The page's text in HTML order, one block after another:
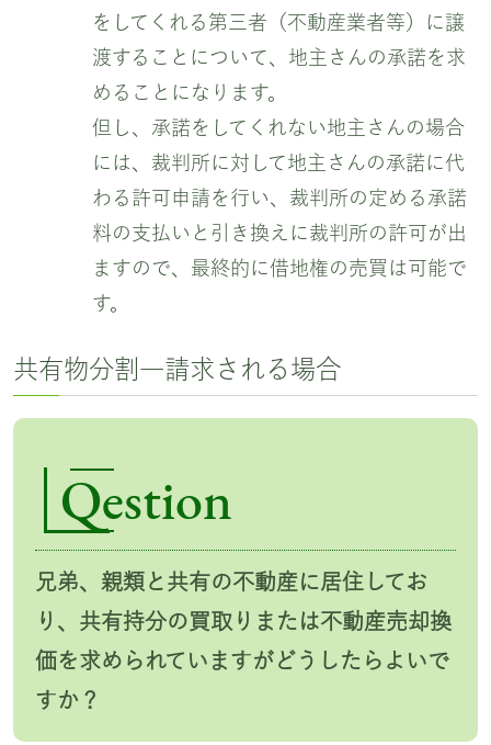
をしてくれる第三者（不動産業者等）に譲
渡することについて、地主さんの承諾を求
めることになります。
但し、承諾をしてくれない地主さんの場合
には、裁判所に対して地主さんの承諾に代
わる許可申請を行い、裁判所の定める承諾
料の支払いと引き換えに裁判所の許可が出
ますので、最終的に借地権の売買は可能で
す。
共有物分割―請求される場合
Qestion
兄弟、親類と共有の不動産に居住してお
り、共有持分の買取りまたは不動産売却換
価を求められていますがどうしたらよいで
すか？